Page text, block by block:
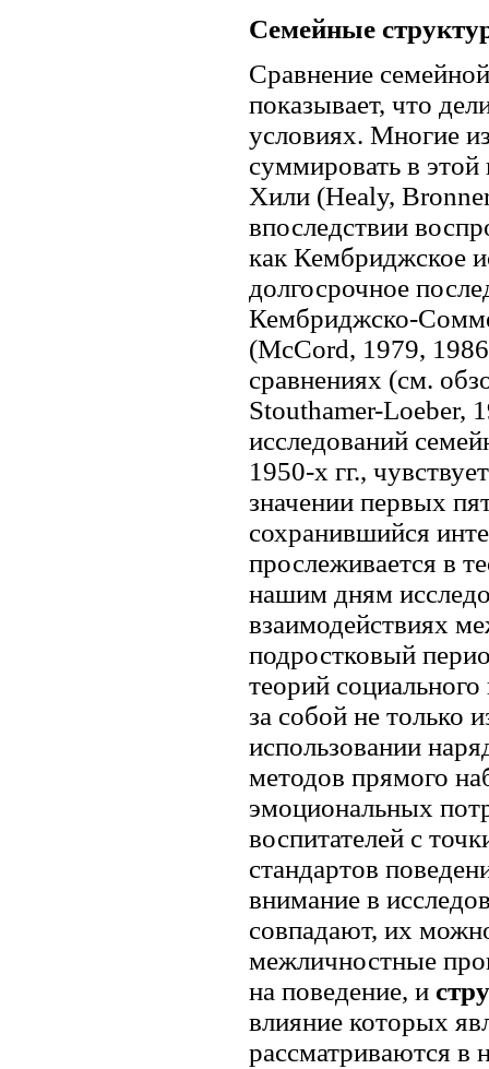
Семейные
Сравнение
показывает, что
условиях. Многие
суммировать в
Хили (Healy,
впоследствии
как Кембриджское
долгосрочное
Кембриджско-
(McCord, 1979,
сравнениях (см.
Stouthamer-Loeber,
исследований
1950-х гг.,
значении первых
сохранившийся
прослеживается в
нашим дням
взаимодействиях
подростковый
теорий
за собой не только
использовании
методов прямого
эмоциональных
воспитателей с
стандартов
внимание в
совпадают, их
межличностные
на поведение, и
влияние которых
рассматриваются в